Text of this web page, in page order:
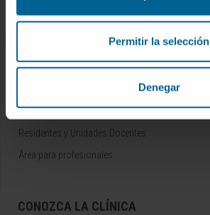
Permitir la selección
Denegar
INVESTIGACIÓN Y DOCENCIA
Docencia y formación
Residentes y Unidades Docentes
Área para profesionales
CONOZCA LA CLÍNICA